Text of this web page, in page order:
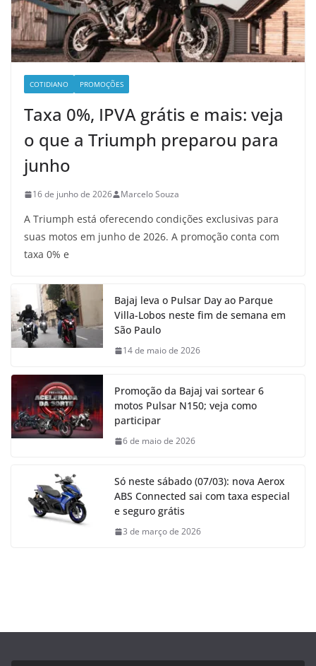
COTIDIANO PROMOÇÕES
Taxa 0%, IPVA grátis e mais: veja
o que a Triumph preparou para
junho
16 de junho de 2026 Marcelo Souza
A Triumph está oferecendo condições exclusivas para
suas motos em junho de 2026. A promoção conta com
taxa 0% e
Bajaj leva o Pulsar Day ao Parque
Villa-Lobos neste fim de semana em
São Paulo
14 de maio de 2026
Promoção da Bajaj vai sortear 6
motos Pulsar N150; veja como
participar
6 de maio de 2026
Só neste sábado (07/03): nova Aerox
ABS Connected sai com taxa especial
e seguro grátis
3 de março de 2026